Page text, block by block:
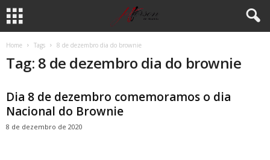
Home Tags 8 de dezembro dia do brownie
Tag: 8 de dezembro dia do brownie
Dia 8 de dezembro comemoramos o dia
Nacional do Brownie
8 de dezembro de 2020